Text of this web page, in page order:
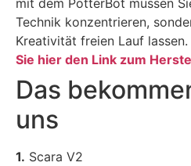
mit dem PotterBot müssen
Technik konzentrieren,
Kreativität freien Lauf
Sie hier den Link zum
Das
uns
1. Scara V2